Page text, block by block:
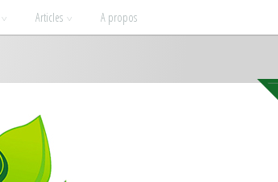
Articles A propos